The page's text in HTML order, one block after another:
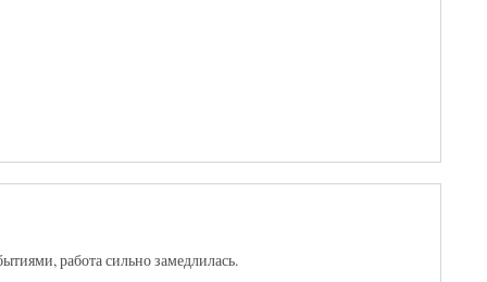
работа сильно замедлилась.